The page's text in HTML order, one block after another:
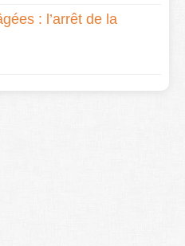
: l’arrêt de la